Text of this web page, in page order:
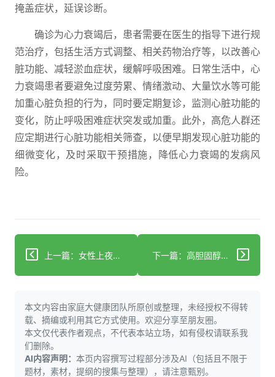
掩盖症状，延误诊断。
确诊为心力衰竭后，患者需要在医生的指导下进行规
范治疗，包括生活方式调整、相关药物治疗等，以改善心
脏功能、减轻淤血症状，缓解呼吸困难。日常生活中，心
力衰竭患者要避免过度劳累、情绪激动、大量饮水等可能
加重心脏负担的行为，同时要定期复诊，监测心脏功能的
变化，防止呼吸困难症状突发或加重。此外，高危人群还
应定期进行心脏功能相关筛查，以便早期发现心脏功能的
细微变化，及时采取干预措施，降低心力衰竭的发病风
险。
上一篇：女性上夜班伤心血管？3大危害与防护方案 下一篇：高胆固醇血症怎么调？饮食运动用药全指南
本文内容由家庭大健康团队所原创或整理，未经授权不得转
载、摘编或利用其它方式使用。欢迎分享至朋友圈。
本文仅代表作者观点，不代表本站立场，如有侵权请联系我
们删除。
AI内容声明： 本页内容撰写过程部分涉及AI（包括且不限于
题材，素材，提纲的搜集与整理），请注意甄别。